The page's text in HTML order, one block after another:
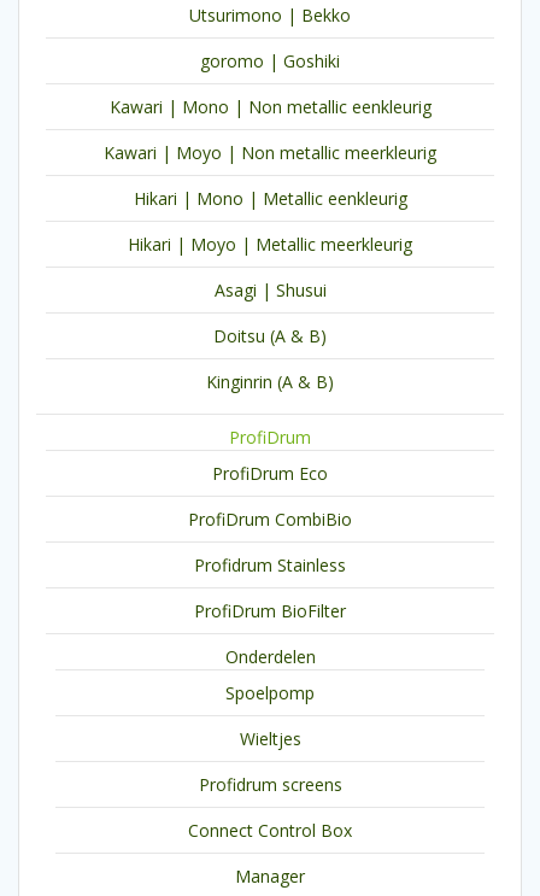
Utsurimono | Bekko
goromo | Goshiki
Kawari | Mono | Non metallic eenkleurig
Kawari | Moyo | Non metallic meerkleurig
Hikari | Mono | Metallic eenkleurig
Hikari | Moyo | Metallic meerkleurig
Asagi | Shusui
Doitsu (A & B)
Kinginrin (A & B)
ProfiDrum
ProfiDrum Eco
ProfiDrum CombiBio
Profidrum Stainless
ProfiDrum BioFilter
Onderdelen
Spoelpomp
Wieltjes
Profidrum screens
Connect Control Box
Manager